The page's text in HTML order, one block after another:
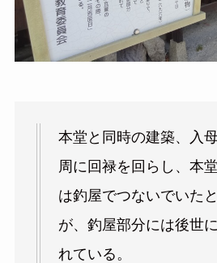
本堂と同時の建築、入
周に回禄を回らし、本
は釣屋でつないでいた
が、釣屋部分には後世
れている。